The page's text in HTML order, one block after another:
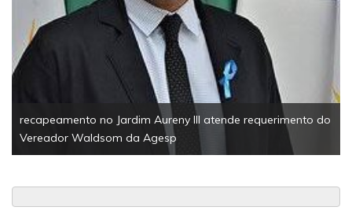
do
EsportesSolidariedade1ª Corrida Solidária da Câmara
Palmas reúne 200 participantes e arrecada mais de
tonelada de alimentos